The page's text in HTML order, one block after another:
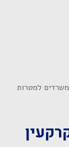
למטרות